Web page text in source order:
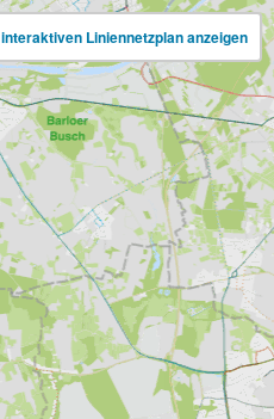
Liniennetzplan anzeigen